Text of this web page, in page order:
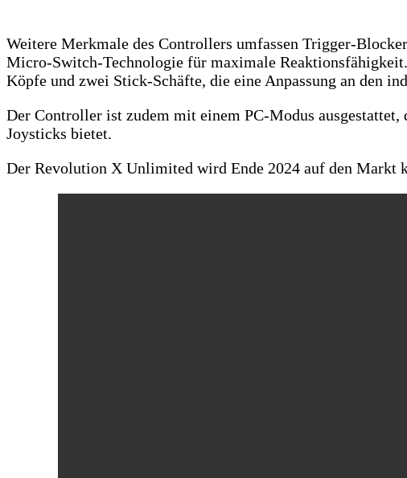
Weitere Merkmale des Controllers umfassen Trigger-
Micro-Switch-Technologie für maximale
Köpfe und zwei Stick-Schäfte, die eine Anpassung an den
Der Controller ist zudem mit einem PC-Modus
Joysticks bietet.
Der Revolution X Unlimited wird Ende 2024 auf den Markt